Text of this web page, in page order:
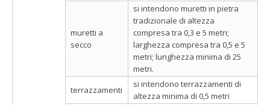
muretti a
secco
si intendono muretti in pietra
tradizionale di altezza
compresa tra 0,3 e 5 metri;
larghezza compresa tra 0,5 e 5
metri; lunghezza minima di 25
metri.
terrazzamenti
si intendono terrazzamenti di
altezza minima di 0,5 metri